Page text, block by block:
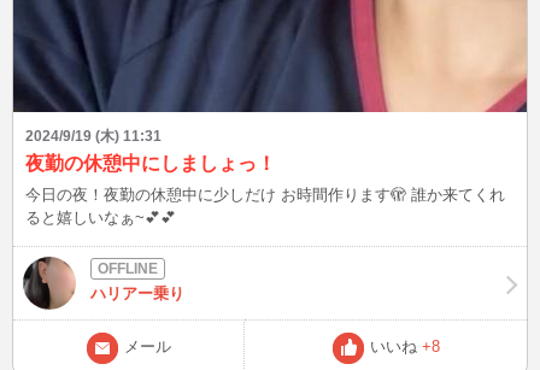
2024/9/19 (木) 11:31
夜勤の休憩中にしましょっ！
今日の夜！夜勤の休憩中に少しだけ お時間作ります🫣 誰か来てくれ
ると嬉しいなぁ~💕💕
ハリアー乗り
メール いいね +8